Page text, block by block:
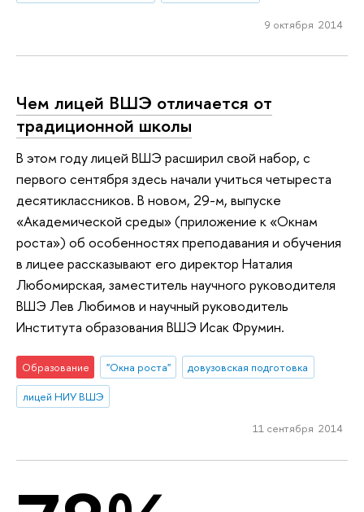
9 октября 2014
Чем лицей ВШЭ отличается от
традиционной школы
В этом году лицей ВШЭ расширил свой набор, с
первого сентября здесь начали учиться четыреста
десятиклассников. В новом, 29-м, выпуске
«Академической среды» (приложение к «Окнам
роста») об особенностях преподавания и обучения
в лицее рассказывают его директор Наталия
Любомирская, заместитель научного руководителя
ВШЭ Лев Любимов и научный руководитель
Института образования ВШЭ Исак Фрумин.
Образование "Окна роста"
довузовская подготовка
лицей НИУ ВШЭ
11 сентября 2014